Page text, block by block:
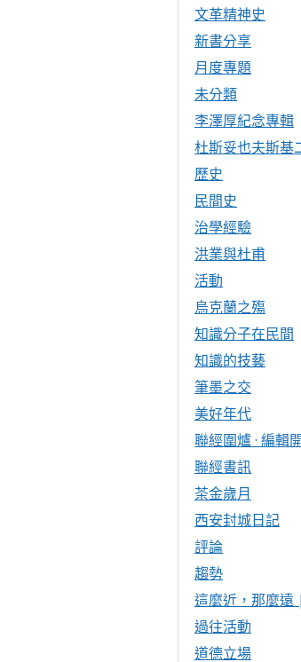
文革精神史
新書分享
月度專題
未分類
李澤厚紀念專輯
杜斯妥也夫斯基
歷史
民間史
治學經驗
洪業與杜甫
活動
烏克蘭之殤
知識分子在民間
知識的技藝
筆墨之交
美好年代
聯經圍爐 · 編輯
聯經書訊
茶金歲月
西安封城日記
評論
趨勢
這麼近，那麼遠
過往活動
道德立場